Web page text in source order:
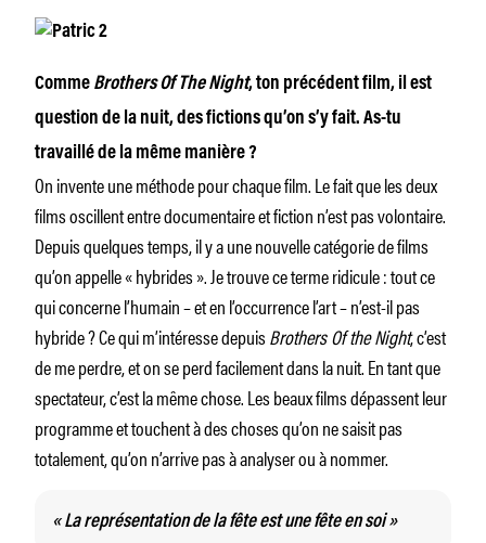
Comme Brothers Of The Night, ton précédent film, il est
question de la nuit, des fictions qu’on s’y fait. As-tu
travaillé de la même manière ?
On invente une méthode pour chaque film. Le fait que les deux
films oscillent entre documentaire et fiction n’est pas volontaire.
Depuis quelques temps, il y a une nouvelle catégorie de films
qu’on appelle « hybrides ». Je trouve ce terme ridicule : tout ce
qui concerne l’humain – et en l’occurrence l’art – n’est-il pas
hybride ? Ce qui m’intéresse depuisBrothers Of the Night, c’est
de me perdre, et on se perd facilement dans la nuit. En tant que
spectateur, c’est la même chose. Les beaux films dépassent leur
programme et touchent à des choses qu’on ne saisit pas
totalement, qu’on n’arrive pas à analyser ou à nommer.
« La représentation de la fête est une fête en soi »